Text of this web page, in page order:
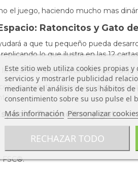
el juego, haciendo mucho mas
Ratoncitos y Gato
a que tu pequeño pueda
lo que ilustra en las 12
describe una tarjeta a su hijo y deje
un maestro de escuela para
Ratoncitos y gato
FSC®.
Este sitio web utiliza cookies propias
servicios y mostrarle publicidad
mediante el análisis de sus hábitos de
consentimiento sobre su uso pulse el
Más información Personalizar
RECHAZAR TODO